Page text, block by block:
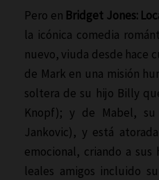
Pero en Bridget Jones:
la icónica comedia
nuevo, viuda desde hace
de Mark en una misión
soltera de su hijo Billy
Knopf); y de Mabel,
Jankovic), y está
emocional, criando a sus
leales amigos incluido